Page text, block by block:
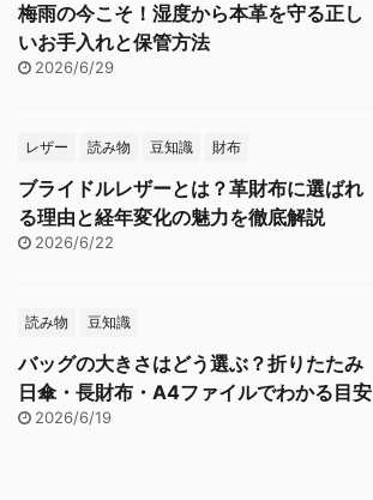
梅雨の今こそ！湿度から本革を守る正し
いお手入れと保管方法
2026/6/29
レザー 読み物 豆知識 財布
ブライドルレザーとは？革財布に選ばれ
る理由と経年変化の魅力を徹底解説
2026/6/22
読み物 豆知識
バッグの大きさはどう選ぶ？折りたたみ
日傘・長財布・A4ファイルでわかる目安
2026/6/19